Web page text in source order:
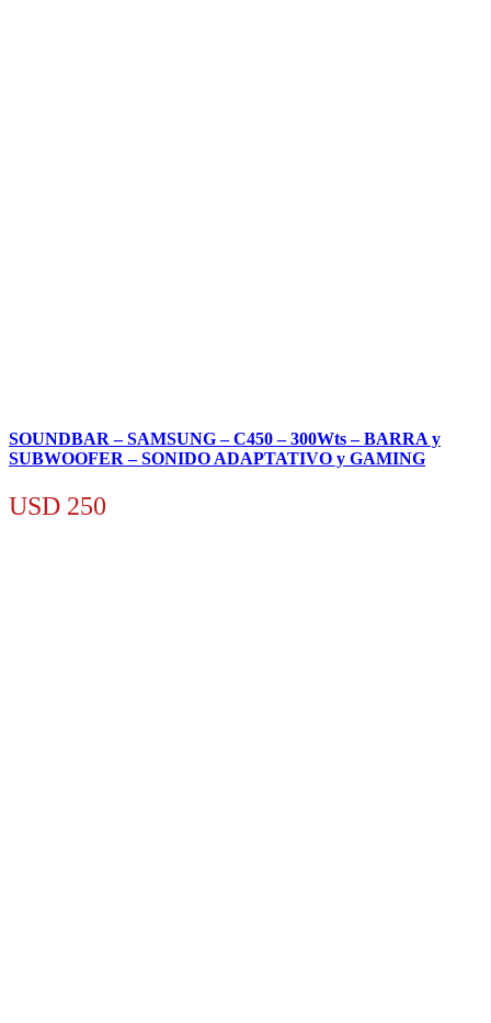
SOUNDBAR – SAMSUNG – C450 – 300Wts – BARRA y
SUBWOOFER – SONIDO ADAPTATIVO y GAMING
USD 250